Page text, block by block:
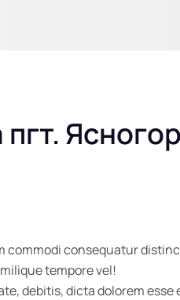
consequatur
tempore vel!
debitis, dicta dolorem